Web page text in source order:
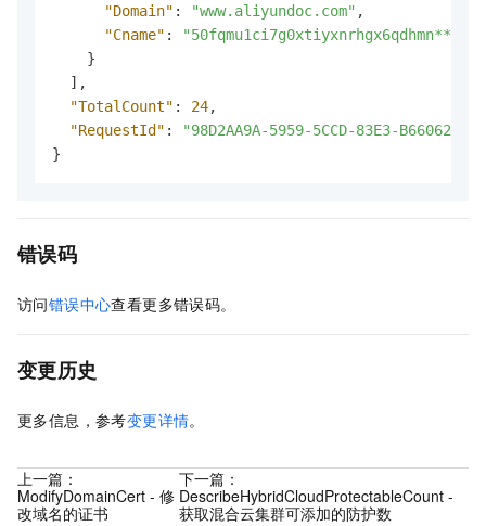
"Domain" : "www.aliyundoc.com" ,
"Cname" :
}
] ,
"TotalCount" : 24,
"RequestId" :
"98D2AA9A-5959-5CCD-83E3-
}
错误码
访问错误中心查看更多错误码。
变更历史
更多信息，参考变更详情。
上一篇：
ModifyDomainCert - 修
改域名的证书
下一篇：
DescribeHybridCloudProtectableCount -
获取混合云集群可添加的防护数